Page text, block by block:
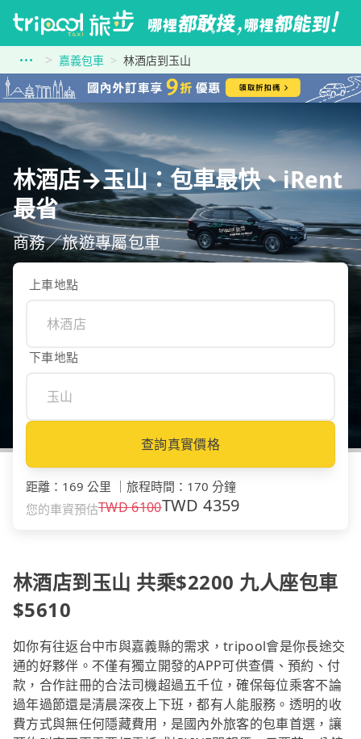
嘉義包車 林酒店到玉山
林酒店→玉山：包車最快、iRent
最省
商務／旅遊專屬包車
上車地點
下車地點
查詢真實價格
距離 ： 169 公里 旅程時間 ： 170 分鐘
您的車資預估TWD6100TWD4359
林酒店到玉山 共乘$2200 九人座包車
$5610
如你有往返台中市與嘉義縣的需求，tripool會是你長途交
通的好夥伴。不僅有獨立開發的APP可供查價、預約、付
款，合作註冊的合法司機超過五千位，確保每位乘客不論
過年過節還是清晨深夜上下班，都有人能服務。透明的收
費方式與無任何隱藏費用，是國內外旅客的包車首選，讓